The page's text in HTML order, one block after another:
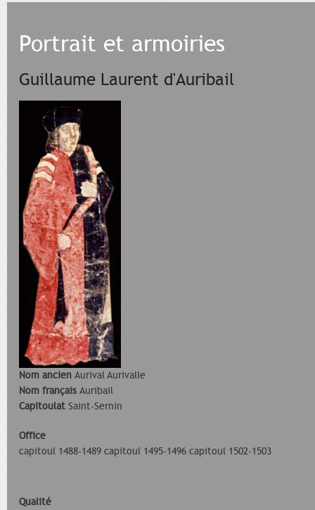
Portrait et armoiries
Guillaume Laurent d'Auribail
Nom ancien Aurival Aurivalle
Nom français Auribail
Capitoulat Saint-Sernin
Office
capitoul 1488-1489 capitoul 1495-1496 capitoul 1502-1503
Qualité